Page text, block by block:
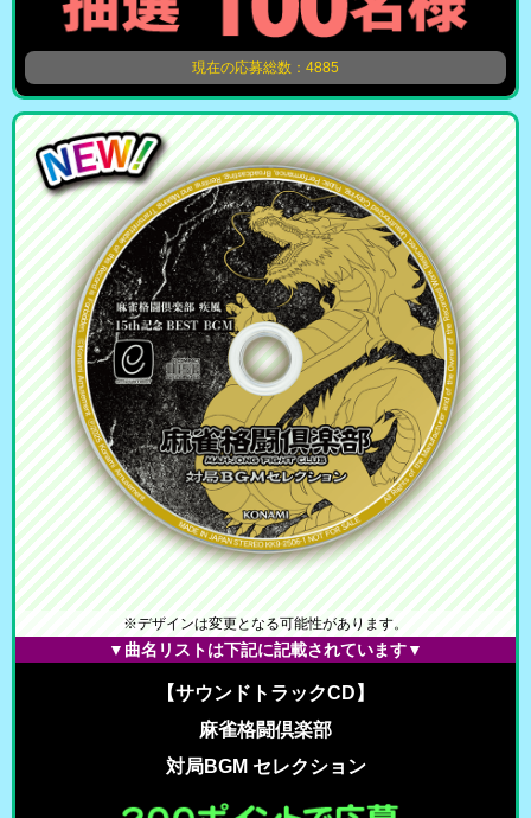
現在の応募総数：4885
※デザインは変更となる可能性があります。
▼曲名リストは下記に記載されています▼
【サウンドトラックCD】
麻雀格闘倶楽部
対局BGM セレクション